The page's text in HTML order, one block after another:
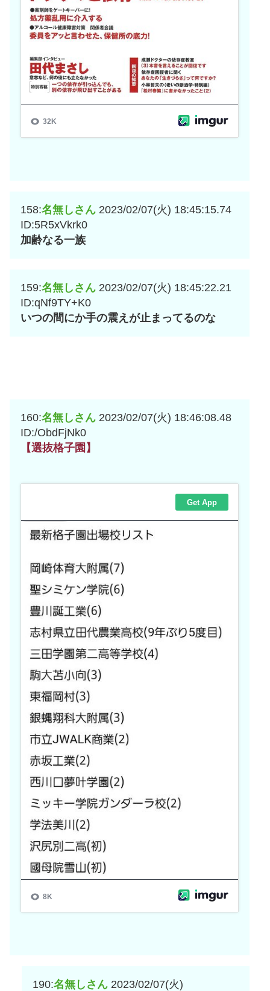
158:名無しさん 2023/02/07(火) 18:45:15.74
ID:5R5xVkrk0
加齢なる一族
159:名無しさん 2023/02/07(火) 18:45:22.21
ID:qNf9TY+K0
いつの間にか手の震えが止まってるのな
160:名無しさん 2023/02/07(火) 18:46:08.48
ID:/ObdFjNk0
【選抜格子園】
190:名無しさん 2023/02/07(火)